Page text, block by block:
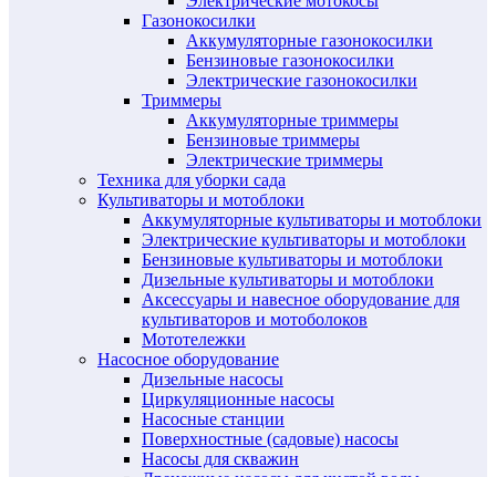
Газонокосилки
Аккумуляторные газонокосилки
Бензиновые газонокосилки
Электрические газонокосилки
Триммеры
Аккумуляторные триммеры
Бензиновые триммеры
Электрические триммеры
Техника для уборки сада
Культиваторы и мотоблоки
Аккумуляторные культиваторы и мотоблоки
Электрические культиваторы и мотоблоки
Бензиновые культиваторы и мотоблоки
Дизельные культиваторы и мотоблоки
Аксессуары и навесное оборудование для
культиваторов и мотоболоков
Мототележки
Насосное оборудование
Дизельные насосы
Циркуляционные насосы
Насосные станции
Поверхностные (садовые) насосы
Насосы для скважин